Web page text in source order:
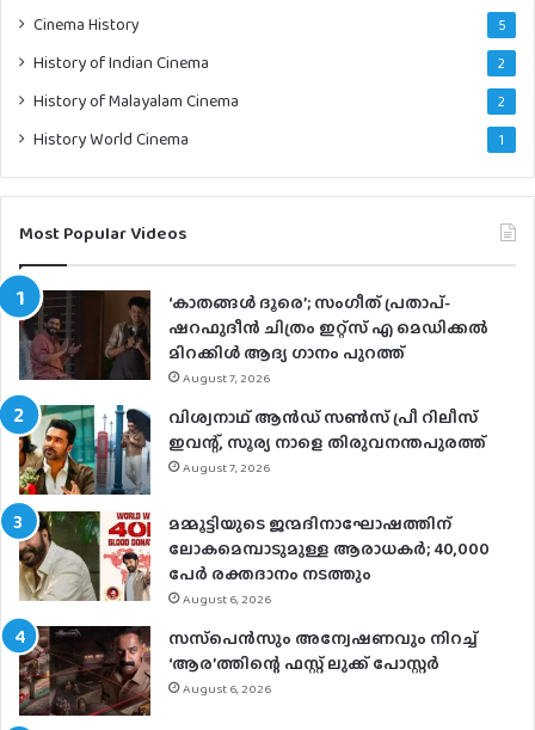
Cinema History 5
History of Indian Cinema 2
History of Malayalam Cinema 2
History World Cinema 1
Most Popular Videos
‘കാതങ്ങൾ ദൂരെ’; സംഗീത് പ്രതാപ്-
ഷറഫുദീൻ ചിത്രം ഇറ്റ്സ് എ മെഡിക്കൽ
മിറക്കിൾ ആദ്യ ഗാനം പുറത്ത്
August 7, 2026
വിശ്വനാഥ് ആന്‍ഡ് സണ്‍സ് പ്രീ റിലീസ്
ഇവന്റ്, സൂര്യ നാളെ തിരുവനന്തപുരത്ത്
August 7, 2026
മമ്മൂട്ടിയുടെ ജന്മദിനാഘോഷത്തിന്
ലോകമെമ്പാടുമുള്ള ആരാധകര്‍; 40,000
പേര്‍ രക്തദാനം നടത്തും
August 6, 2026
സസ്‌പെന്‍സും അന്വേഷണവും നിറച്ച്
‘ആര’ത്തിന്റെ ഫസ്റ്റ് ലുക്ക് പോസ്റ്റര്‍
August 6, 2026